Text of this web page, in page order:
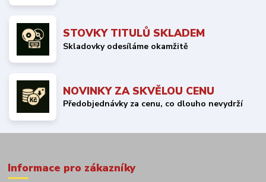
STOVKY TITULŮ SKLADEM
Skladovky odesíláme okamžitě
NOVINKY ZA SKVĚLOU CENU
Předobjednávky za cenu, co dlouho nevydrží
Informace pro zákazníky